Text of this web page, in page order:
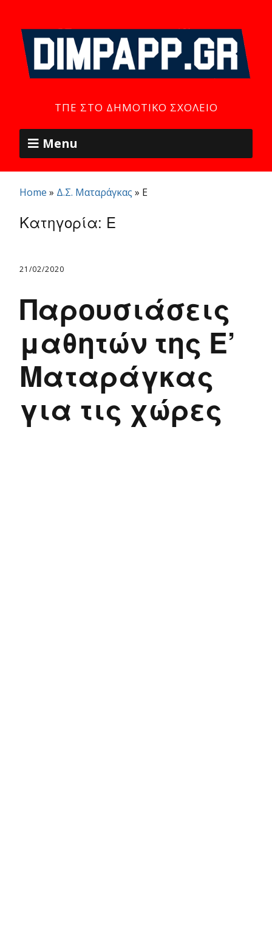
ΤΠΕ ΣΤΟ ΔΗΜΟΤΙΚΌ ΣΧΟΛΕΊΟ
Menu
Home » Δ.Σ. Ματαράγκας » Ε
Κατηγορία: Ε
21/02/2020
Παρουσιάσεις
μαθητών της Ε’
Ματαράγκας
για τις χώρες